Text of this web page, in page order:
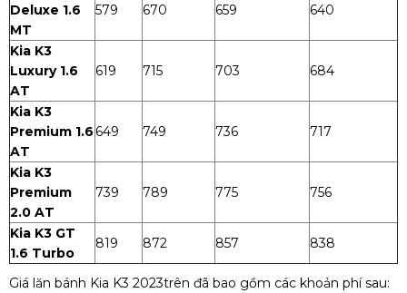
Deluxe 1.6
MT
579 670 659 640
Kia K3
Luxury 1.6
AT
619 715 703 684
Kia K3
Premium 1.6
AT
649 749 736 717
Kia K3
Premium
2.0 AT
739 789 775 756
Kia K3 GT
1.6 Turbo
819 872 857 838
Giá lăn bánh Kia K3 2023trên đã bao gồm các khoản phí sau: